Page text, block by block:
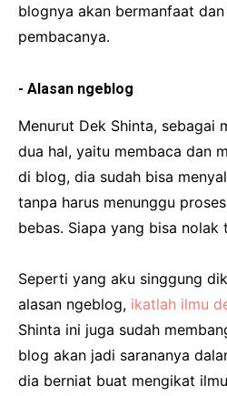
blognya akan bermanfaat
pembacanya.
- Alasan ngeblog
Menurut Dek Shinta, sebagai
dua hal, yaitu membaca dan
di blog, dia sudah bisa
tanpa harus menunggu
bebas. Siapa yang bisa nolak
Seperti yang aku singgung
alasan ngeblog, ikatlah ilmu
Shinta ini juga sudah
blog akan jadi sarananya
dia berniat buat mengikat